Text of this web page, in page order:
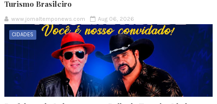
Turismo Brasileiro
www.jornaltemponews.com Aug 06, 2026
CIDADES